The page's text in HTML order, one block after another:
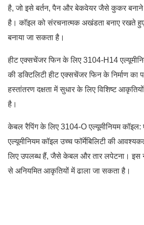
है, जो इसे बर्तन, पैन और बेकवेयर जैसे कुकर बनाने
है। कॉइल को संरचनात्मक अखंडता बनाए रखते
बनाया जा सकता है।
हीट एक्सचेंजर फिन के लिए 3104-H14
की डक्टिलिटी हीट एक्सचेंजर फिन के निर्माण का
हस्तांतरण दक्षता में सुधार के लिए विशिष्ट
है।
केबल रैपिंग के लिए 3104-O एल्यूमीनियम कॉइल:
एल्यूमीनियम कॉइल उच्च फॉर्मेबिलिटी की
लिए उपलब्ध हैं, जैसे केबल और तार लपेटना। इस
से अनियमित आकृतियों में ढाला जा सकता है।